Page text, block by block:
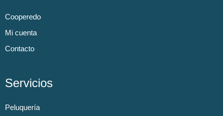
Cooperedo
Mi cuenta
Contacto
Servicios
Peluquería